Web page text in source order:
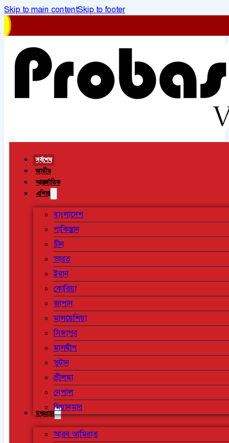
Skip to main contentSkip to footer
সর্বশেষ
জাতীয়
আন্তর্জাতিক
এশিয়া
বাংলাদেশ
পাকিস্তান
চীন
ভারত
ইরান
কোরিয়া
জাপান
মালয়েশিয়া
সিঙ্গাপুর
মালদ্বীপ
ভুটান
শ্রীলঙ্কা
নেপাল
মিয়ানমার
মধ্যপ্রাচ্য
আরব আমিরাত